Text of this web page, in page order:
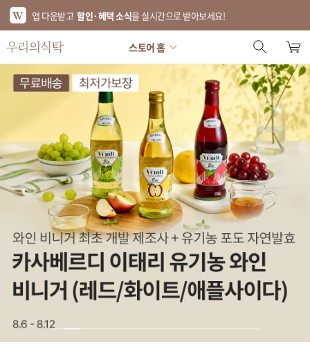
앱 다운받고 할인·혜택 소식을 실시간으로 받아보세요!
스토어 홈
에디터 추천
한정특가
베스트
신상품
기획전
브랜드
푸드
키친
리빙